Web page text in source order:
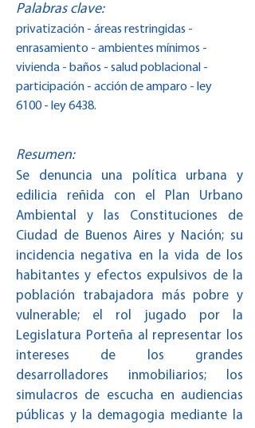
Palabras clave:
privatización - áreas restringidas -
enrasamiento - ambientes mínimos -
vivienda - baños - salud poblacional -
participación - acción de amparo - ley
6100 - ley 6438.
Resumen:
Se denuncia una política urbana y
edilicia reñida con el Plan Urbano
Ambiental y las Constituciones de
Ciudad de Buenos Aires y Nación; su
incidencia negativa en la vida de los
habitantes y efectos expulsivos de la
población trabajadora más pobre y
vulnerable; el rol jugado por la
Legislatura Porteña al representar los
intereses de los grandes
desarrolladores inmobiliarios; los
simulacros de escucha en audiencias
públicas y la demagogia mediante la